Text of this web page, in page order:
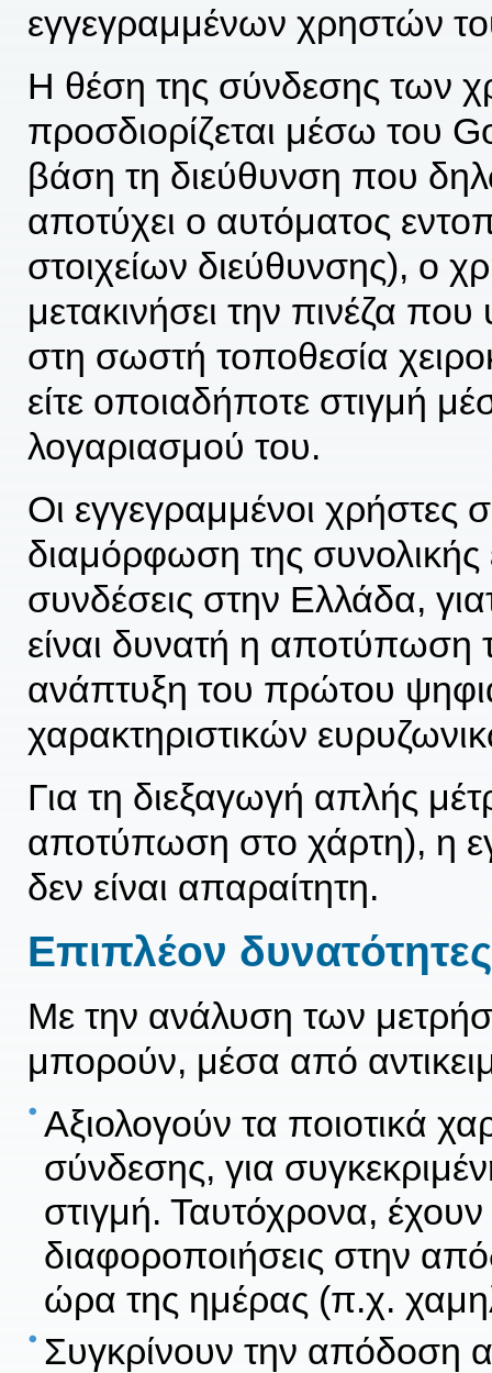
εγγεγραμμένων χρηστών
Η θέση της σύνδεσης των
προσδιορίζεται μέσω του
βάση τη διεύθυνση που
αποτύχει ο αυτόματος
στοιχείων διεύθυνσης), ο
μετακινήσει την πινέζα
στη σωστή τοποθεσία
είτε οποιαδήποτε στιγμή
λογαριασμού του.
Οι εγγεγραμμένοι χρήστες
διαμόρφωση της συνολικής
συνδέσεις στην Ελλάδα,
είναι δυνατή η αποτύπωση
ανάπτυξη του πρώτου
χαρακτηριστικών
Για τη διεξαγωγή απλής
αποτύπωση στο χάρτη), η
δεν είναι απαραίτητη.
Επιπλέον
Με την ανάλυση των
μπορούν, μέσα από
Αξιολογούν τα ποιοτικά
σύνδεσης, για
στιγμή. Ταυτόχρονα,
διαφοροποιήσεις στην
ώρα της ημέρας (π.χ.
Συγκρίνουν την απόδοση